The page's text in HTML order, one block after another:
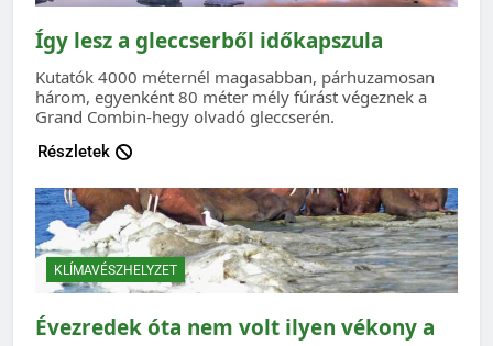
Így lesz a gleccserből időkapszula
Kutatók 4000 méternél magasabban, párhuzamosan
három, egyenként 80 méter mély fúrást végeznek a
Grand Combin-hegy olvadó gleccserén.
Részletek
KLÍMAVÉSZHELYZET
Évezredek óta nem volt ilyen vékony a